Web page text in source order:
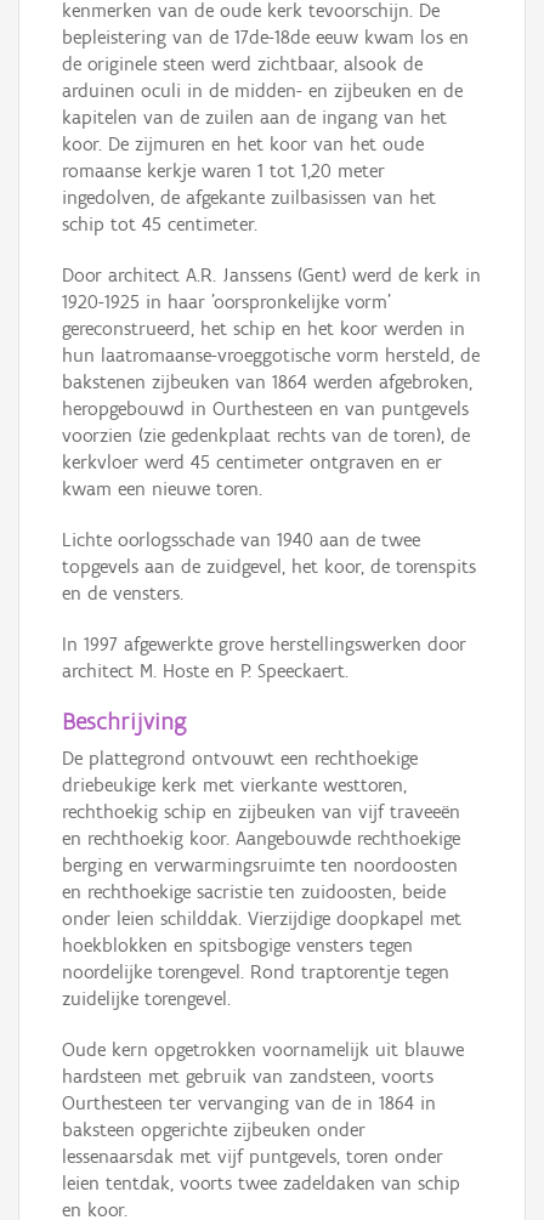
kenmerken van de oude kerk tevoorschijn. De
bepleistering van de 17de-18de eeuw kwam los en
de originele steen werd zichtbaar, alsook de
arduinen oculi in de midden- en zijbeuken en de
kapitelen van de zuilen aan de ingang van het
koor. De zijmuren en het koor van het oude
romaanse kerkje waren 1 tot 1,20 meter
ingedolven, de afgekante zuilbasissen van het
schip tot 45 centimeter.
Door architect A.R. Janssens (Gent) werd de kerk in
1920-1925 in haar 'oorspronkelijke vorm'
gereconstrueerd, het schip en het koor werden in
hun laatromaanse-vroeggotische vorm hersteld, de
bakstenen zijbeuken van 1864 werden afgebroken,
heropgebouwd in Ourthesteen en van puntgevels
voorzien (zie gedenkplaat rechts van de toren), de
kerkvloer werd 45 centimeter ontgraven en er
kwam een nieuwe toren.
Lichte oorlogsschade van 1940 aan de twee
topgevels aan de zuidgevel, het koor, de torenspits
en de vensters.
In 1997 afgewerkte grove herstellingswerken door
architect M. Hoste en P. Speeckaert.
Beschrijving
De plattegrond ontvouwt een rechthoekige
driebeukige kerk met vierkante westtoren,
rechthoekig schip en zijbeuken van vijf traveeën
en rechthoekig koor. Aangebouwde rechthoekige
berging en verwarmingsruimte ten noordoosten
en rechthoekige sacristie ten zuidoosten, beide
onder leien schilddak. Vierzijdige doopkapel met
hoekblokken en spitsbogige vensters tegen
noordelijke torengevel. Rond traptorentje tegen
zuidelijke torengevel.
Oude kern opgetrokken voornamelijk uit blauwe
hardsteen met gebruik van zandsteen, voorts
Ourthesteen ter vervanging van de in 1864 in
baksteen opgerichte zijbeuken onder
lessenaarsdak met vijf puntgevels, toren onder
leien tentdak, voorts twee zadeldaken van schip
en koor.